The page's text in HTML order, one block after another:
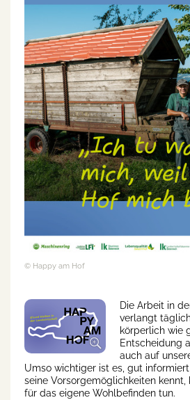
© Happy am Hof
Die Arbeit in
verlangt
körperlich wie
Entscheidung
auch auf
Umso wichtiger ist es, gut
seine Vorsorgemöglichkeiten
für das eigene Wohlbefinden tun.